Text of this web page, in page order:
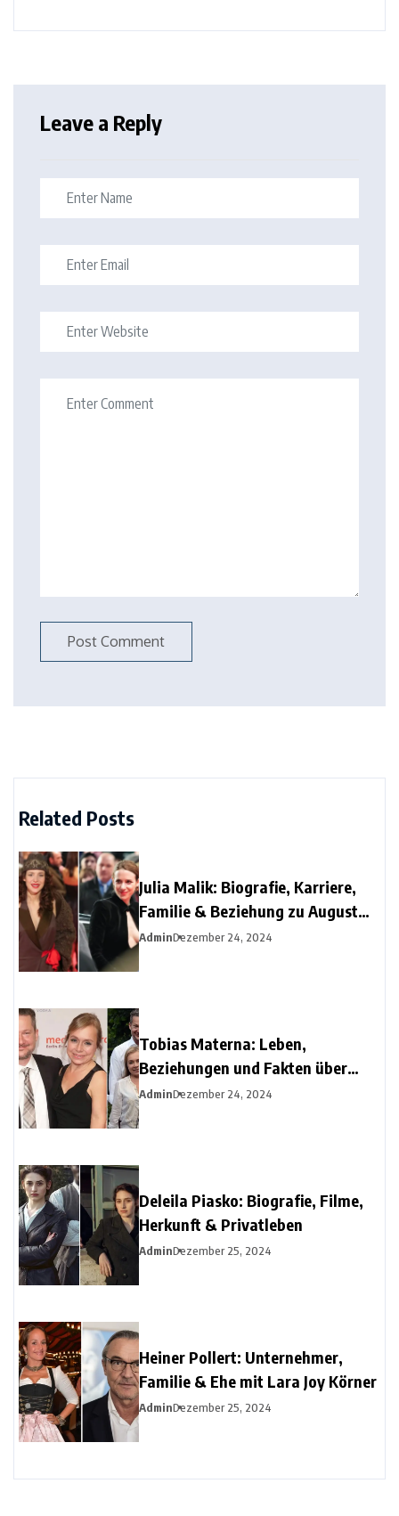
Leave a Reply
Related Posts
Julia Malik: Biografie, Karriere,
Familie & Beziehung zu August
Diehl
AdminDezember 24, 2024
Tobias Materna: Leben,
Beziehungen und Fakten über
Christine Urspruchs Ex-Ehemann
AdminDezember 24, 2024
Deleila Piasko: Biografie, Filme,
Herkunft & Privatleben
AdminDezember 25, 2024
Heiner Pollert: Unternehmer,
Familie & Ehe mit Lara Joy Körner
AdminDezember 25, 2024